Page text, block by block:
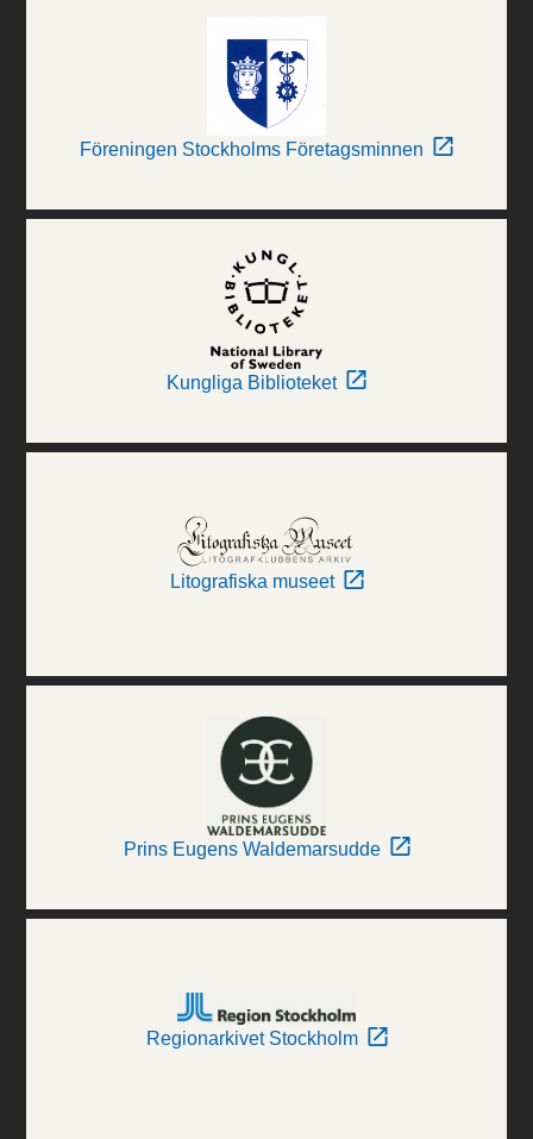
Föreningen Stockholms Företagsminnen
Kungliga Biblioteket
Litografiska museet
Prins Eugens Waldemarsudde
Regionarkivet Stockholm